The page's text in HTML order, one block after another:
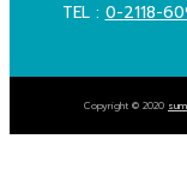
TEL :0-2118-
Copyright © 2020